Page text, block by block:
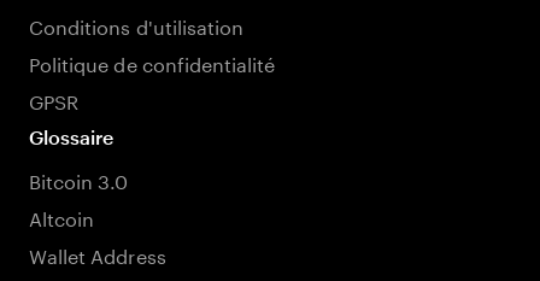
Conditions d'utilisation
Politique de confidentialité
GPSR
Glossaire
Bitcoin 3.0
Altcoin
Wallet Address